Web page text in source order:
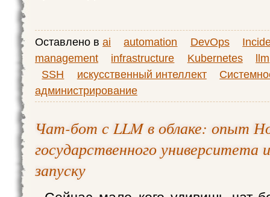
Оставлено в ai automation DevOps
management
infrastructure Kubernetes
llm
SSH
искусственный интеллект
администрирование
Чат-бот с LLM в облаке: опыт
государственного университета
запуску